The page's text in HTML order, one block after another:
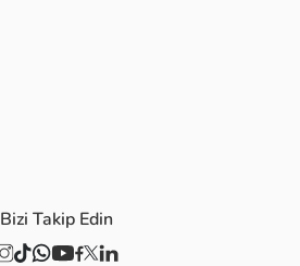
Bizi Takip Edin